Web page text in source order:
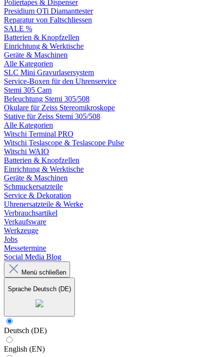
Poliertapes & Dispenser
Presidium OTi Diamanttester
Reparatur von Faltschliessen
SALE %
Batterien & Knopfzellen
Einrichtung & Werktische
Geräte & Maschinen
Alle Kategorien
SLC Mini Gravurlasersystem
Service-Boxen für den Uhrenservice
Stemi 305 Cam
Beleuchtung Stemi 305/508
Okulare für Zeiss Stereomikroskope
Stative für Zeiss Stemi 305/508
Alle Kategorien
Witschi Terminal PRO
Witschi Teslascope & Teslascope Pulse
Witschi WAIO
Batterien & Knopfzellen
Einrichtung & Werktische
Geräte & Maschinen
Schmuckersatzteile
Service & Dekoration
Uhrenersatzteile & Werke
Verbrauchsartikel
Verkaufsware
Werkzeuge
Jobs
Messetermine
Social Media Blog
Menü schließen
Sprache Deutsch (DE)
Deutsch (DE)
English (EN)